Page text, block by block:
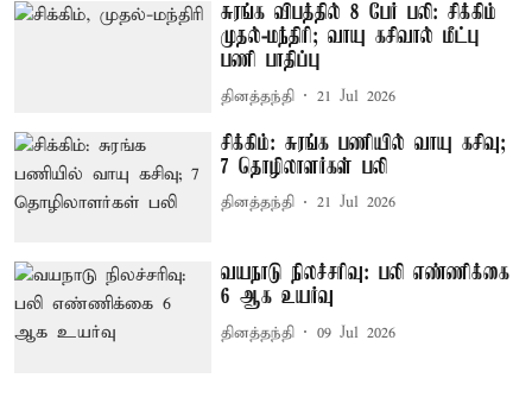
சுரங்க விபத்தில் 8 பேர் பலி: சிக்கிம்
முதல்-மந்திரி; வாயு கசிவால் மீட்பு
பணி பாதிப்பு
தினத்தந்தி 21 Jul 2026
சிக்கிம்: சுரங்க பணியில் வாயு கசிவு;
7 தொழிலாளர்கள் பலி
தினத்தந்தி 21 Jul 2026
வயநாடு நிலச்சரிவு: பலி எண்ணிக்கை
6 ஆக உயர்வு
தினத்தந்தி 09 Jul 2026